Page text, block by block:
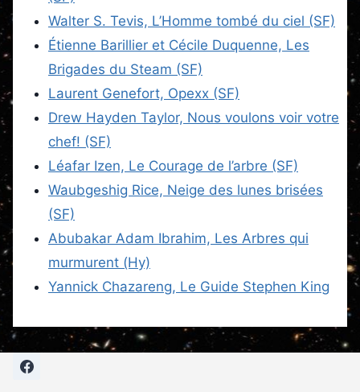
Walter S. Tevis, L’Homme tombé du ciel (SF)
Étienne Barillier et Cécile Duquenne, Les
Brigades du Steam (SF)
Laurent Genefort, Opexx (SF)
Drew Hayden Taylor, Nous voulons voir votre
chef! (SF)
Léafar Izen, Le Courage de l’arbre (SF)
Waubgeshig Rice, Neige des lunes brisées
(SF)
Abubakar Adam Ibrahim, Les Arbres qui
murmurent (Hy)
Yannick Chazareng, Le Guide Stephen King